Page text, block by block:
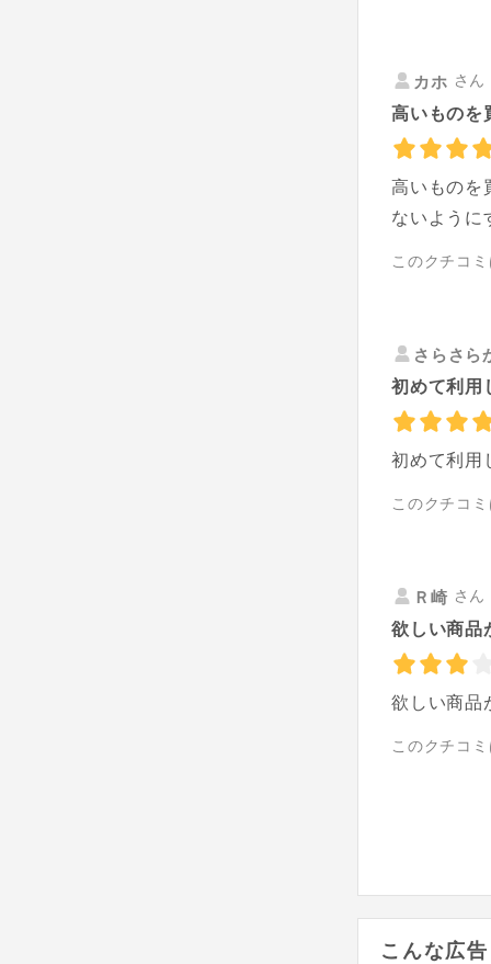
カホ さ
高いものを
高いものを
ないように
このクチコ
さらさら
初めて利用
初めて利用
このクチコ
Ｒ崎 さ
欲しい商品
欲しい商品
このクチコ
こんな広